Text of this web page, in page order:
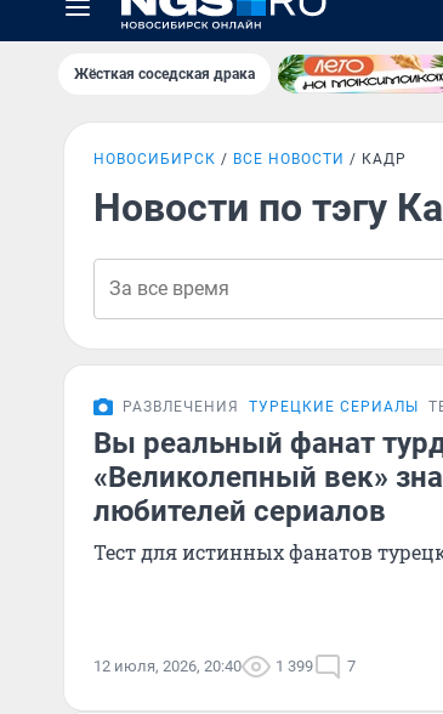
Жёсткая соседская драка
НОВОСИБИРСК ВСЕ НОВОСТИ КАДР
Новости по тэгу
РАЗВЛЕЧЕНИЯ ТУРЕЦКИЕ СЕРИАЛЫ
Вы реальный фанат
«Великолепный век»
любителей сериалов
Тест для истинных фанатов
12 июля, 2026, 20:40 1 399 7